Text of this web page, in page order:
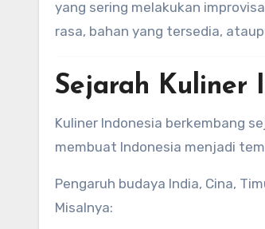
yang sering melakukan
rasa, bahan yang tersedia,
Sejarah Kuliner
Kuliner Indonesia berkembang
membuat Indonesia menjadi
Pengaruh budaya India, Cina,
Misalnya: